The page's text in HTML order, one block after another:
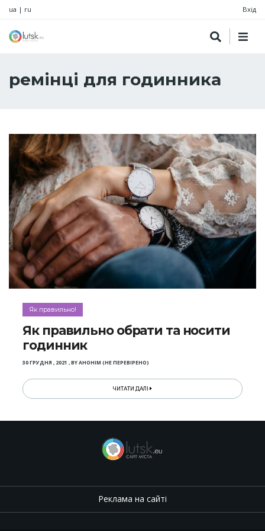
ua | ru Вхід
ремінці для годинника
Як правильно!
Як правильно обрати та носити
годинник
30 ГРУДНЯ , 2021 ,BYАНОНІМ (НЕ ПЕРЕВІРЕНО)
ЧИТАТИ ДАЛІ
Реклама на сайті